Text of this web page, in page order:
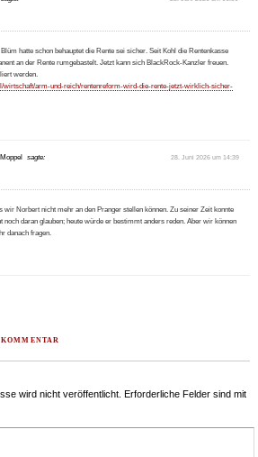
hatte schon behauptet die Rente sei sicher. Seit Kohl die Rentenkasse
an der Rente rumgebastelt. Jetzt kann sich BlackRock-Kanzler freuen.
werden.
wirtschaft/arm-und-reich/rentenreform-wird-die-rente-jetzt-wirklich-sicher-
Moppel sagte: 28. Juni 2026 um 14:39
wir Norbert nicht mehr an den Pranger stellen können. Zu seiner Zeit konnte
noch daran glauben; heute würde er bestimmt anders reden. Aber wir können
danach fragen.
wird nicht veröffentlicht.
Erforderliche Felder sind mit